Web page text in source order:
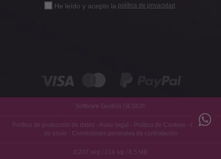
He leído y acepto la política de privacidad
Software Gestión GESIO®
Política de protección de datos - Aviso legal - Política de Cookies - Gastos
de envío - Condiciones generales de contratación
0.207 seg / 214 sql / 8.5 MB